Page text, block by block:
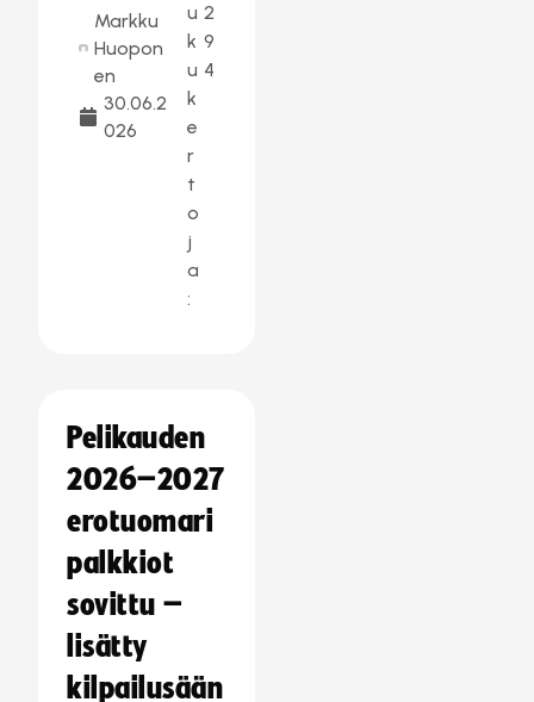
Markku
Huopon
en
30.06.2
026
u
k
u
k
e
r
t
o
j
a
:
2
9
4
Pelikauden
2026–2027
erotuomari
palkkiot
sovittu –
lisätty
kilpailusään